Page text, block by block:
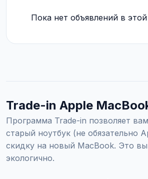
Пока нет объявлений в этой
Trade-in Apple
Программа Trade-in позволяет
старый ноутбук (не обязательно
скидку на новый MacBook. Это
экологично.